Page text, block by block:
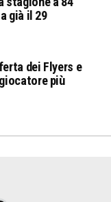
già il 29
dei Flyers e
più